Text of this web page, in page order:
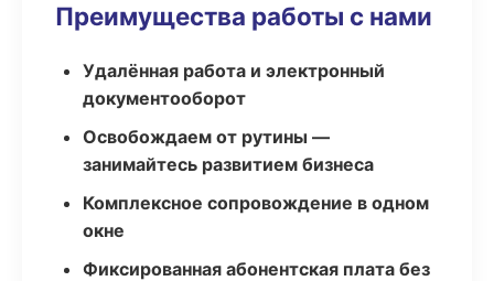
Преимущества работы с нами
Удалённая работа и электронный
документооборот
Освобождаем от рутины —
занимайтесь развитием бизнеса
Комплексное сопровождение в одном
окне
Фиксированная абонентская плата без